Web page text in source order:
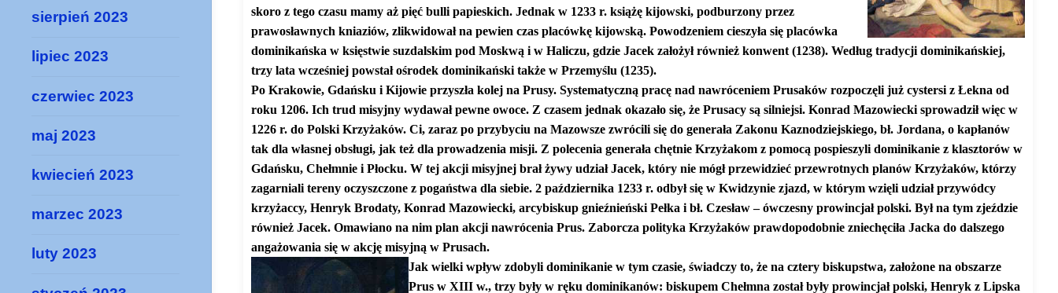
skoro z tego czasu mamy aż pięć bulli papieskich. Jednak w 1233 r. książę kijowski, podburzony przez
prawosławnych kniaziów, zlikwidował na pewien czas placówkę kijowską. Powodzeniem cieszyła się placówka
dominikańska w księstwie suzdalskim pod Moskwą i w Haliczu, gdzie Jacek założył również konwent (1238). Według tradycji dominikańskiej,
trzy lata wcześniej powstał ośrodek dominikański także w Przemyślu (1235).
Po Krakowie, Gdańsku i Kijowie przyszła kolej na Prusy. Systematyczną pracę nad nawróceniem Prusaków rozpoczęli już cystersi z Łekna od
roku 1206. Ich trud misyjny wydawał pewne owoce. Z czasem jednak okazało się, że Prusacy są silniejsi. Konrad Mazowiecki sprowadził więc w
1226 r. do Polski Krzyżaków. Ci, zaraz po przybyciu na Mazowsze zwrócili się do generała Zakonu Kaznodziejskiego, bł. Jordana, o kapłanów
tak dla własnej obsługi, jak też dla prowadzenia misji. Z polecenia generała chętnie Krzyżakom z pomocą pospieszyli dominikanie z klasztorów w
Gdańsku, Chełmnie i Płocku. W tej akcji misyjnej brał żywy udział Jacek, który nie mógł przewidzieć przewrotnych planów Krzyżaków, którzy
zagarniali tereny oczyszczone z pogaństwa dla siebie. 2 października 1233 r. odbył się w Kwidzynie zjazd, w którym wzięli udział przywódcy
krzyżaccy, Henryk Brodaty, Konrad Mazowiecki, arcybiskup gnieźnieński Pełka i bł. Czesław – ówczesny prowincjał polski. Był na tym zjeździe
również Jacek. Omawiano na nim plan akcji nawrócenia Prus. Zaborcza polityka Krzyżaków prawdopodobnie zniechęciła Jacka do dalszego
angażowania się w akcję misyjną w Prusach.
Jak wielki wpływ zdobyli dominikanie w tym czasie, świadczy to, że na cztery biskupstwa, założone na obszarze
Prus w XIII w., trzy były w ręku dominikanów: biskupem Chełmna został były prowincjał polski, Henryk z Lipska
sierpień 2023
lipiec 2023
czerwiec 2023
maj 2023
kwiecień 2023
marzec 2023
luty 2023